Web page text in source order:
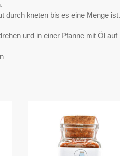
durch kneten bis es eine Menge ist.
und in einer Pfanne mit Öl auf